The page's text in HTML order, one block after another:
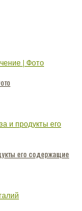
его содержащие